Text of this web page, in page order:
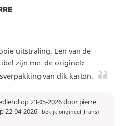
uitstraling. Een van de
zijn met de originele
van dik karton.
op 23-05-2026 door pierre
22-04-2026- bekijk origineel (Frans)